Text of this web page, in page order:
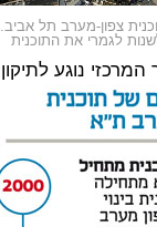
צפון-מערב תל אביב.
לגמרי את התוכנית
נוגע לתיקון